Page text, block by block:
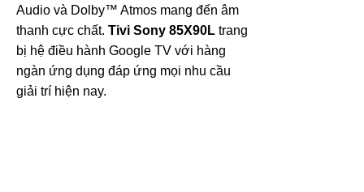
Audio và Dolby™ Atmos mang đến âm
thanh cực chất. Tivi Sony 85X90L trang
bị hệ điều hành Google TV với hàng
ngàn ứng dụng đáp ứng mọi nhu cầu
giải trí hiện nay.